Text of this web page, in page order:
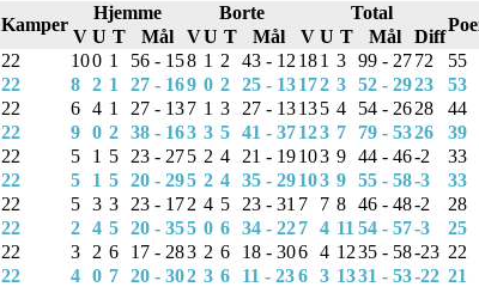
Kamper
Hjemme Borte Total
V U T Mål VU T Mål V U T Mål
Diff
22 100 1 56 - 158 1 2 43 - 12 181 3 99 - 2772
55
22 8 2 1 27 - 169 0 2 25 - 13172 3 52 - 2923
53
22 6 4 1 27 - 137 1 3 27 - 13135 4 54 - 2628
44
22 9 0 2 38 - 163 3 5 41 - 37123 7 79 - 5326 39
22 5 1 5 23 - 275 2 4 21 - 19103 9 44 - 46-2
33
22 5 1 5 20 - 295 2 4 35 - 29103 9 55 - 58-3
33
22 5 3 3 23 - 172 4 5 23 - 31 7 7 8 46 - 48-2
28
22 2 4 5 20 - 355 0 6 34 - 227 4 11 54 - 57-3
25
22 3 2 6 17 - 283 2 6 18 - 306 4 1235 - 58-23 22
22 4 0 7 20 - 302 3 6 11 - 236 3 1331 - 53-22 21